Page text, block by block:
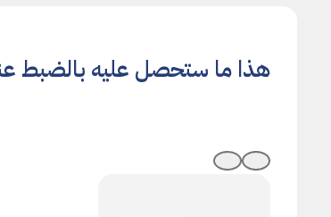
هذا ما ستحصل عليه بالضبط